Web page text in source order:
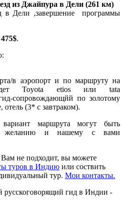
из Джайпура в Дели (261 км)
в Дели ,завершение программы
475$.
в аэропорт и по маршруту на
Toyota etios или tata
сопровождающйй по золотому
(3* с завтраком).
маршрута могут быть
желанию и нашему с вами
не подходит, вы можете
туров в Индию или соствить
тур. Мои контакты.
русскоговорящий гид в Индии -